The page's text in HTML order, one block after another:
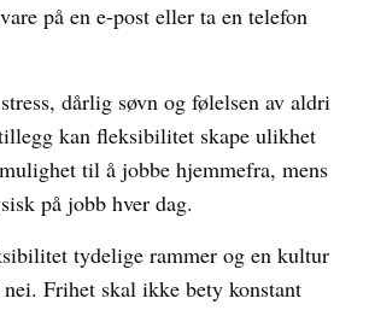
på en e-post eller ta en telefon
dårlig søvn og følelsen av aldri
kan fleksibilitet skape ulikhet
til å jobbe hjemmefra, mens
på jobb hver dag.
tydelige rammer og en kultur
Frihet skal ikke bety konstant